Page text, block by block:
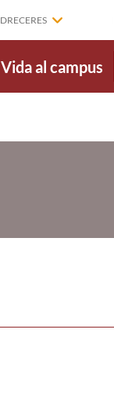
DRECERES
Vida al campus